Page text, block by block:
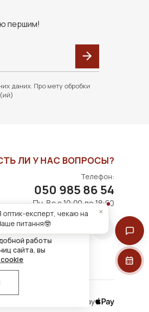
першим!
даних. Про мету обробки
работы
сайта, вы
ЛИ У НАС ВОПРОСЫ?
Телефон:
050 985 86 54
Пн-Вс с 10:00 до 18:00
оптик-експерт, чекаю на
питання🤓
×